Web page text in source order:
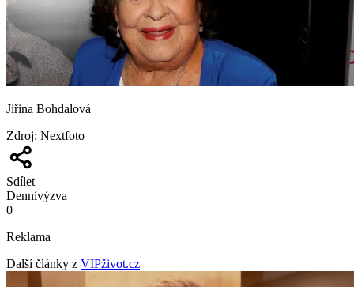
Jiřina Bohdalová
Zdroj: Nextfoto
Sdílet
Dennívýzva
0
Reklama
Další články z VIPživot.cz